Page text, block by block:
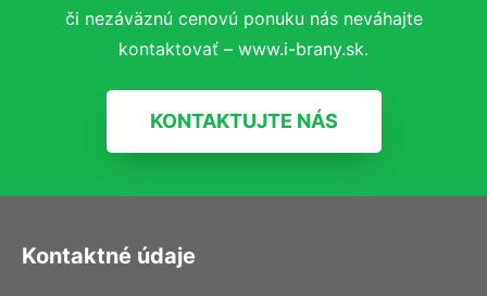
či nezáväznú cenovú ponuku nás neváhajte
kontaktovať – www.i-brany.sk.
KONTAKTUJTE NÁS
Kontaktné údaje